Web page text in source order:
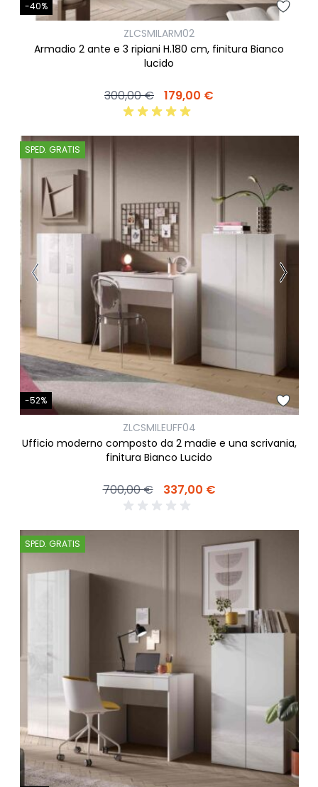
-40%
ZLCSMILARM02
Armadio 2 ante e 3 ripiani H.180 cm, finitura Bianco
lucido
300,00 € 179,00 €
SPED. GRATIS
-52%
ZLCSMILEUFF04
Ufficio moderno composto da 2 madie e una scrivania,
finitura Bianco Lucido
700,00 € 337,00 €
SPED. GRATIS